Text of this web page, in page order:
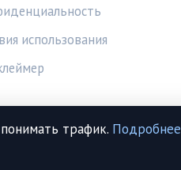
использования
трафик. Подробнее